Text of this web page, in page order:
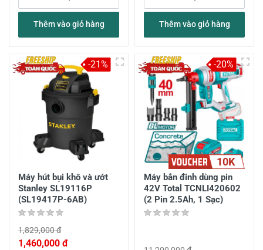
Thêm vào giỏ hàng Thêm vào giỏ hàng
Máy hút bụi khô và ướt
Stanley SL19116P
(SL19417P-6AB)
1,829,000 đ
1,460,000 đ
-21%
10K
Máy bắn đinh dùng pin
42V Total TCNLI420602
(2 Pin 2.5Ah, 1 Sạc)
-20%